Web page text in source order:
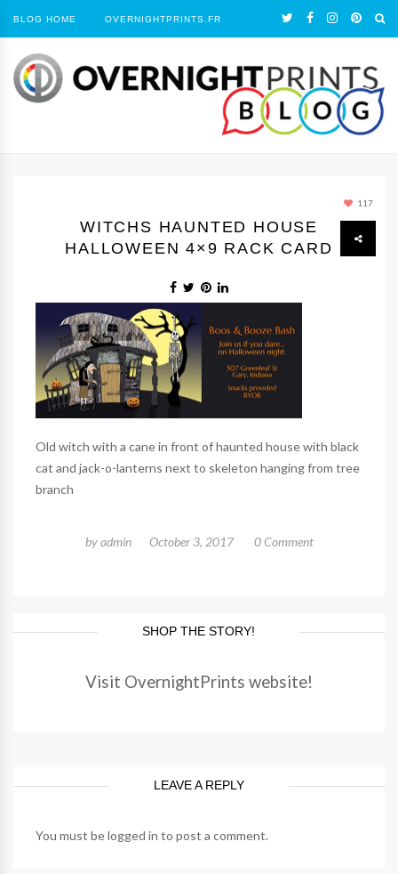
BLOG HOME OVERNIGHTPRINTS.FR
117
WITCHS HAUNTED HOUSE
HALLOWEEN 4×9 RACK CARD
Old witch with a cane in front of haunted house with black
cat and jack-o-lanterns next to skeleton hanging from tree
branch
byadmin October 3, 2017 0 Comment
SHOP THE STORY!
Visit OvernightPrints website!
LEAVE A REPLY
You must belogged in to post a comment.